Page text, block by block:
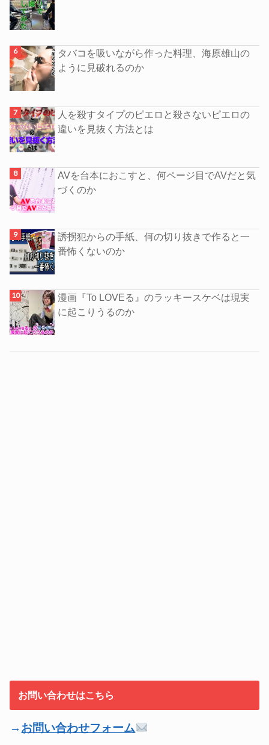
タバコを吸いながら作った料理、海原雄山の
ように見破れるのか
人を殺すタイプのピエロと殺さないピエロの
違いを見抜く方法とは
AVを台本におこすと、何ページ目でAVだと気
づくのか
誘拐犯からの手紙、何の切り抜きで作ると一
番怖くないのか
漫画『To LOVEる』のラッキースケベは現実
に起こりうるのか
お問い合わせはこちら
→ お問い合わせフォーム